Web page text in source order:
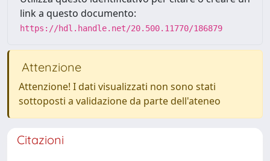
link a questo documento:
https://hdl.handle.net/20.500.11770/186879
Attenzione
Attenzione! I dati visualizzati non sono stati
sottoposti a validazione da parte dell'ateneo
Citazioni